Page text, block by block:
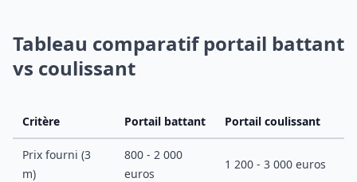
Tableau comparatif portail battant
vs coulissant
Critère Portail battant Portail coulissant
Prix fourni (3
m)
800 - 2 000
euros
1 200 - 3 000 euros